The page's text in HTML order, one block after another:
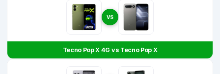
VS
Tecno Pop X 4G vs Tecno Pop X